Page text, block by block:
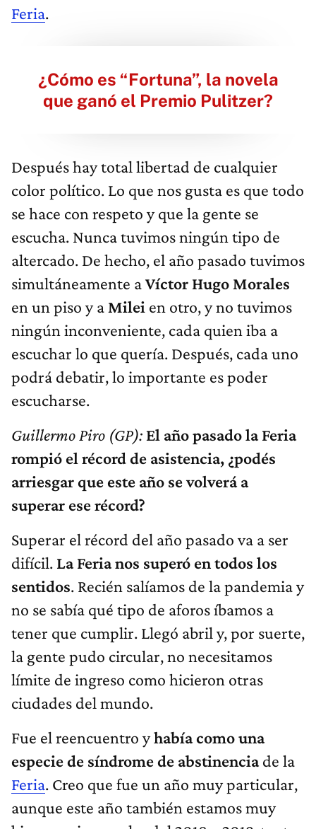
Feria.
¿Cómo es “Fortuna”, la novela
que ganó el Premio Pulitzer?
Después hay total libertad de cualquier
color político. Lo que nos gusta es que todo
se hace con respeto y que la gente se
escucha. Nunca tuvimos ningún tipo de
altercado. De hecho, el año pasado tuvimos
simultáneamente aVíctor Hugo Morales
en un piso y a Milei en otro, y no tuvimos
ningún inconveniente, cada quien iba a
escuchar lo que quería. Después, cada uno
podrá debatir, lo importante es poder
escucharse.
Guillermo Piro (GP): El año pasado la Feria
rompió el récord de asistencia, ¿podés
arriesgar que este año se volverá a
superar ese récord?
Superar el récord del año pasado va a ser
difícil. La Feria nos superó en todos los
sentidos. Recién salíamos de la pandemia y
no se sabía qué tipo de aforos íbamos a
tener que cumplir. Llegó abril y, por suerte,
la gente pudo circular, no necesitamos
límite de ingreso como hicieron otras
ciudades del mundo.
Fue el reencuentro yhabía como una
especie de síndrome de abstinenciade la
Feria. Creo que fue un año muy particular,
aunque este año también estamos muy